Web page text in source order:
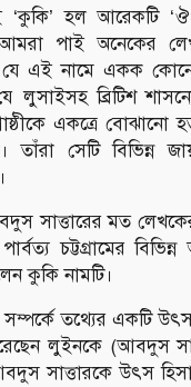
‘কুকি’ হল আরেকটি
আমরা পাই অনেকের
যে এই নামে একক
লুসাইসহ ব্রিটিশ
একত্রে
তাঁরা সেটি বিভিন্ন
সাত্তারের মত
চট্টগ্রামের
কুকি নামটি।
সম্পর্কে তথ্যের একটি
লুইনকে (আবদুস
সাত্তারকে উৎস